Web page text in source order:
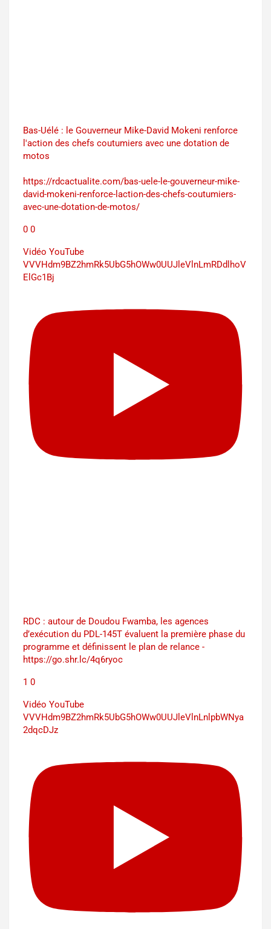
Bas-Uélé : le Gouverneur Mike-David Mokeni renforce
l'action des chefs coutumiers avec une dotation de
motos
https://rdcactualite.com/bas-uele-le-gouverneur-mike-
david-mokeni-renforce-laction-des-chefs-coutumiers-
avec-une-dotation-de-motos/
0 0
Vidéo YouTube
VVVHdm9BZ2hmRk5UbG5hOWw0UUJleVlnLmRDdlhoV
ElGc1Bj
RDC : autour de Doudou Fwamba, les agences
d’exécution du PDL-145T évaluent la première phase du
programme et définissent le plan de relance -
https://go.shr.lc/4q6ryoc
1 0
Vidéo YouTube
VVVHdm9BZ2hmRk5UbG5hOWw0UUJleVlnLnlpbWNya
2dqcDJz